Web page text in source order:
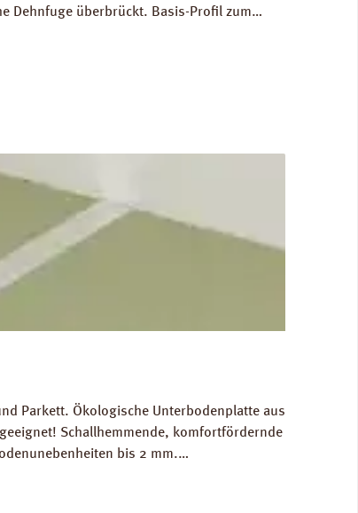
Dehnfuge überbrückt. Basis-Profil zum
Parkett. Ökologische Unterbodenplatte aus
Schallhemmende, komfortfördernde
bis 2 mm.
mm, Länge 790 mm, Stärke: 4 mm.